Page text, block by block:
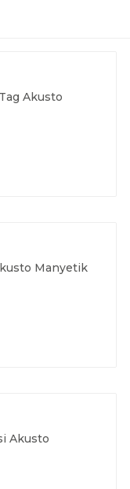
Akusto
Manyetik
Akusto